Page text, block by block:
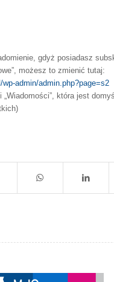
gdyż posiadasz
możesz to zmienić tutaj:
admin/admin.php?page=s2
która jest